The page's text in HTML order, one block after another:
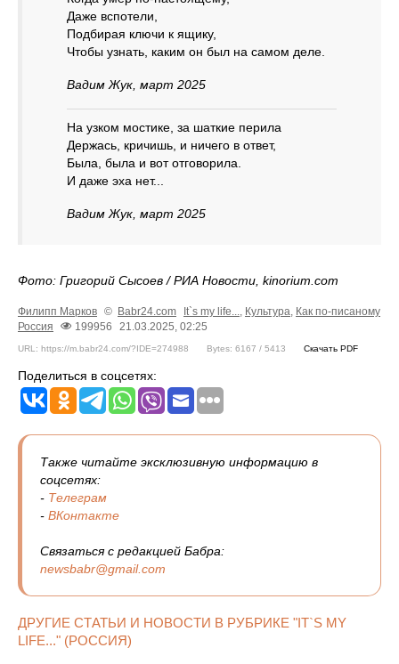
Даже вспотели,
Подбирая ключи к ящику,
Чтобы узнать, каким он был на самом деле.
Вадим Жук, март 2025
На узком мостике, за шаткие перила
Держась, кричишь, и ничего в ответ,
Была, была и вот отговорила.
И даже эха нет...
Вадим Жук, март 2025
Фото: Григорий Сысоев / РИА Новости, kinorium.соm
Филипп Марков © Babr24.com It`s my life..., Культура, Как по-писаному
Россия
199956 21.03.2025, 02:25
URL: https://m.babr24.com/?IDE=274988 Bytes: 6167 / 5413 Скачать PDF
Поделиться в соцсетях:
Также читайте эксклюзивную информацию в
соцсетях:
- Телеграм
- ВКонтакте
Связаться с редакцией Бабра:
newsbabr@gmail.com
ДРУГИЕ СТАТЬИ И НОВОСТИ В РУБРИКЕ "IT`S MY
LIFE..." (РОССИЯ)